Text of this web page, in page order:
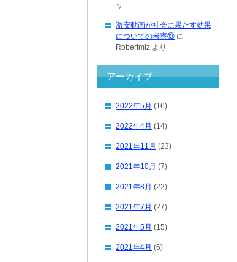
り
激安動画が社会に果たす効果
についての考察⑬ に
Robertmiz より
アーカイブ
2022年5月 (16)
2022年4月 (14)
2021年11月 (23)
2021年10月 (7)
2021年8月 (22)
2021年7月 (27)
2021年5月 (15)
2021年4月 (6)